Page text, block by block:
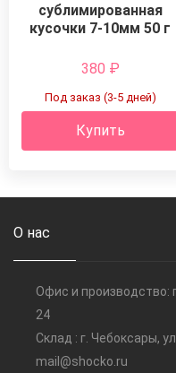
сублимированная
кусочки 7-10мм 50 г
380 ₽
Под заказ (3-5 дней)
Купить
О нас
Офис и производство:
24
Склад : г. Чебоксары,
mail@shocko.ru